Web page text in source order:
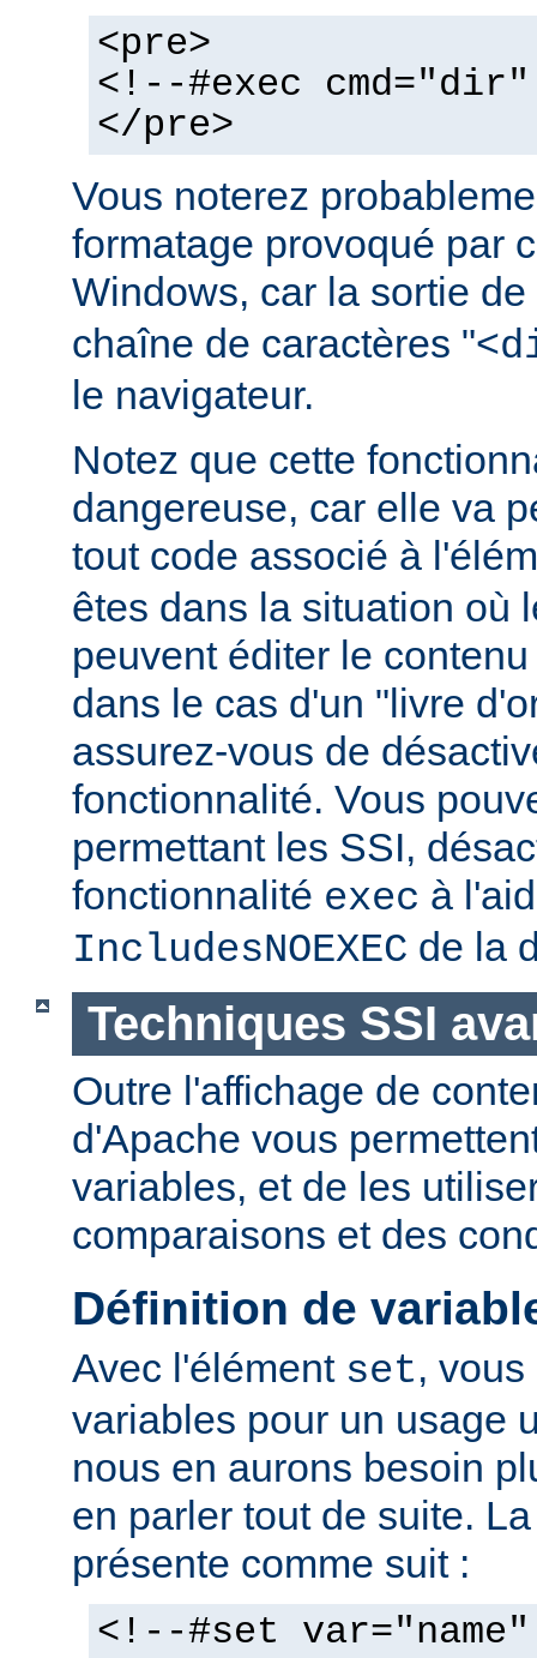
<pre>
<!--#exec
</pre>
Vous noterez
formatage provoqué par
Windows, car la sortie de
chaîne de caractères "<
le navigateur.
Notez que cette
dangereuse, car elle va
tout code associé à
êtes dans la situation où
peuvent éditer le
dans le cas d'un "livre
assurez-vous de
fonctionnalité. Vous
permettant les SSI,
fonctionnalité exec à
IncludesNOEXEC de la
Techniques SSI
Outre l'affichage de
d'Apache vous
variables, et de les
comparaisons et des
Définition de
Avec l'élément set,
variables pour un usage
nous en aurons besoin
en parler tout de suite.
présente comme suit :
<!--#set